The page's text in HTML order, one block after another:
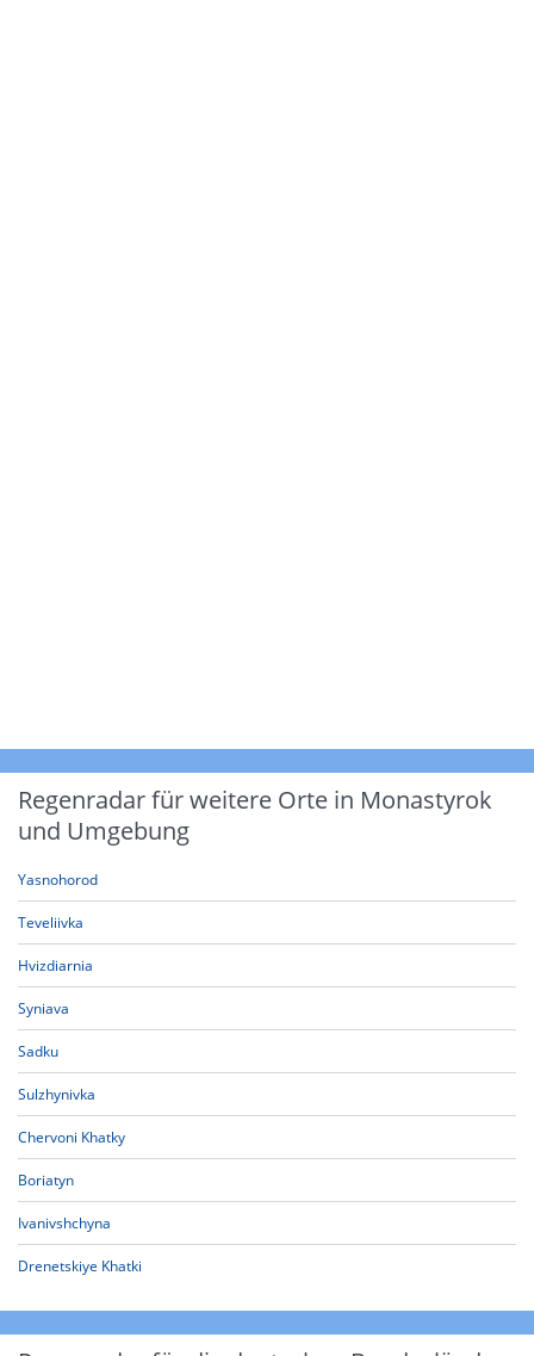
Regenradar für weitere Orte in Monastyrok
und Umgebung
Yasnohorod
Teveliivka
Hvizdiarnia
Syniava
Sadku
Sulzhynivka
Chervoni Khatky
Boriatyn
Ivanivshchyna
Drenetskiye Khatki